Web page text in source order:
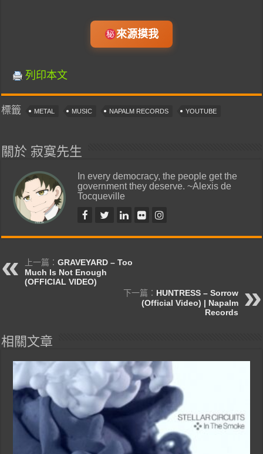
來源摸我
列印本文
標籤 METAL MUSIC NAPALM RECORDS YOUTUBE
關於 寂寞先生
In every democracy, the people get the
government they deserve. ~Alexis de
Tocqueville
上一篇：GRAVEYARD – Too
Much Is Not Enough
(OFFICIAL VIDEO)
下一篇： HUNTRESS – Sorrow
(Official Video) | Napalm
Records
相關文章